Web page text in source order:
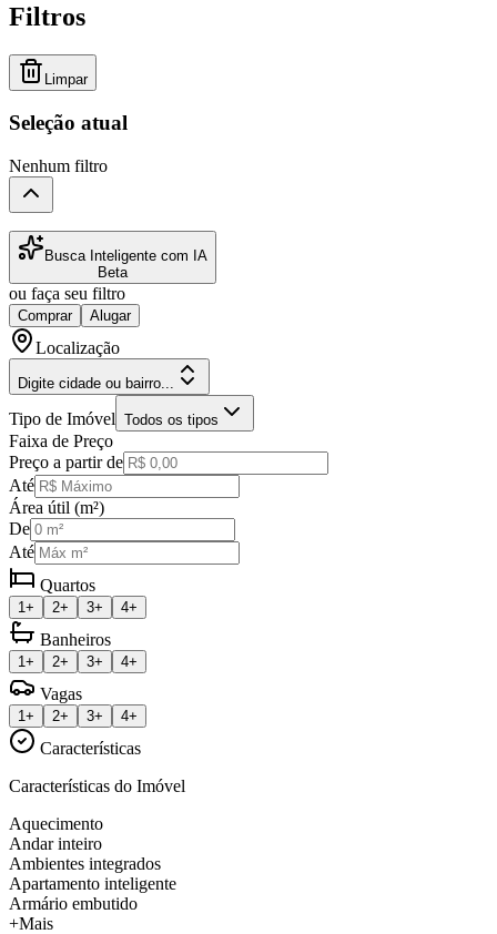
Filtros
Limpar
Seleção atual
Nenhum filtro
Busca Inteligente com IA
Beta
ou faça seu filtro
Comprar Alugar
Localização
Digite cidade ou bairro...
Tipo de Imóvel Todos os tipos
Faixa de Preço
Preço a partir de
Até
Área útil (m²)
De
Até
Quartos
1+ 2+ 3+ 4+
Banheiros
1+ 2+ 3+ 4+
Vagas
1+ 2+ 3+ 4+
Características
Características do Imóvel
Aquecimento
Andar inteiro
Ambientes integrados
Apartamento inteligente
Armário embutido
+Mais